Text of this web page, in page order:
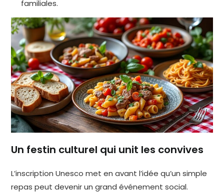
familiales.
Un festin culturel qui unit les convives
L’inscription Unesco met en avant l’idée qu’un simple
repas peut devenir un grand événement social.